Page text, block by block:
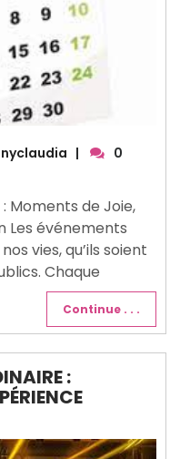
|
0
Moments de Joie,
Les événements
vies, qu’ils soient
Chaque
Continue . . .
: